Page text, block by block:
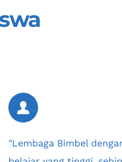
"Lembaga Bimbel